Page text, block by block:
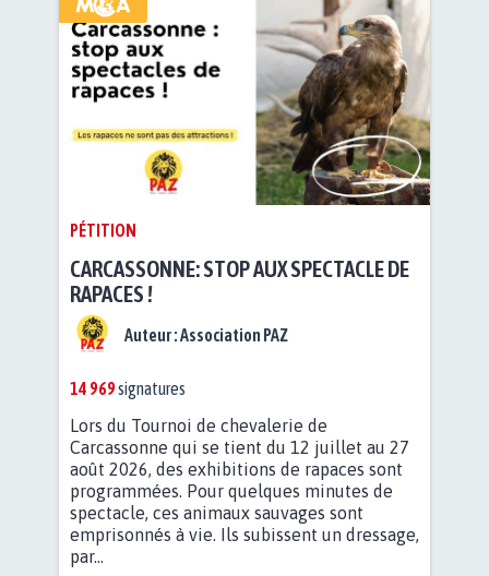
PÉTITION
CARCASSONNE: STOP AUX SPECTACLE DE
RAPACES !
Auteur :Association PAZ
14 969signatures
Lors du Tournoi de chevalerie de
Carcassonne qui se tient du 12 juillet au 27
août 2026, des exhibitions de rapaces sont
programmées. Pour quelques minutes de
spectacle, ces animaux sauvages sont
emprisonnés à vie. Ils subissent un dressage,
par...